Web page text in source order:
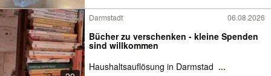
Darmstadt 06.08.2026
Bücher zu verschenken - kleine Spenden
sind willkommen
Haushaltsauflösung in Darmstad ...